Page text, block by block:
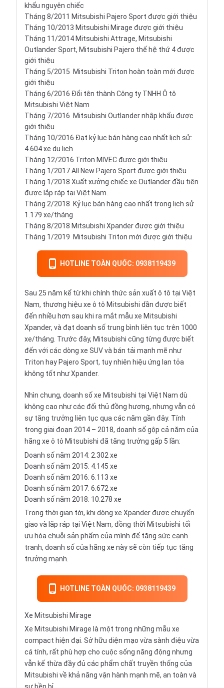
khẩu nguyên chiếc
Tháng 8/2011 Mitsubishi Pajero Sport được giới thiệu
Tháng 10/2013 Mitsubishi Mirage được giới thiệu
Tháng 11/2014 Mitsubishi Attrage, Mitsubishi
Outlander Sport, Mitsubishi Pajero thế hệ thứ 4 được
giới thiệu
Tháng 5/2015 Mitsubishi Triton hoàn toàn mới được
giới thiệu
Tháng 6/2016 Đổi tên thành Công ty TNHH Ô tô
Mitsubishi Việt Nam
Tháng 7/2016 Mitsubishi Outlander nhập khẩu được
giới thiệu
Tháng 10/2016 Đạt kỷ lục bán hàng cao nhất lịch sử:
4.604 xe du lịch
Tháng 12/2016 Triton MIVEC được giới thiệu
Tháng 1/2017 All New Pajero Sport được giới thiệu
Tháng 1/2018 Xuất xưởng chiếc xe Outlander đầu tiên
được lắp ráp tại Việt Nam.
Tháng 2/2018 Kỷ lục bán hàng cao nhất trong lịch sử
1.179 xe/tháng
Tháng 8/2018 Mitsubishi Xpander được giới thiệu
Tháng 1/2019 Mitsubishi Triton mới được giới thiệu
HOTLINE TOÀN QUỐC: 0938119439
Sau 25 năm kể từ khi chính thức sản xuất ô tô tại Việt
Nam, thương hiệu xe ô tô Mitsubishi dần được biết
đến nhiều hơn sau khi ra mắt mẫu xe Mitsubishi
Xpander, và đạt doanh số trung bình liên tục trên 1000
xe/tháng. Trước đây, Mitsubishi cũng từng được biết
đến với các dòng xe SUVvà bán tải mạnh mẽ như
Triton hay Pajero Sport, tuy nhiên hiệu ứng lan tỏa
không tốt như Xpander.
Nhìn chung, doanh số xe Mitsubishi tại Việt Nam dù
không cao như các đối thủ đồng hương, nhưng vẫn có
sự tăng trưởng liên tục qua các năm gần đây. Tính
trong giai đoạn 2014 – 2018, doanh số gộp cả năm của
hãng xe ô tô Mitsubishi đã tăng trưởng gấp 5 lần:
Doanh số năm 2014: 2.302 xe
Doanh số năm 2015: 4.145 xe
Doanh số năm 2016: 6.113 xe
Doanh số năm 2017: 6.672 xe
Doanh số năm 2018: 10.278 xe
Trong thời gian tới, khi dòng xe Xpander được chuyển
giao và lắp ráp tại Việt Nam, đồng thời Mitsubishi tối
ưu hóa chuỗi sản phẩm của mình để tăng sức cạnh
tranh, doanh số của hãng xe này sẽ còn tiếp tục tăng
trưởng mạnh.
HOTLINE TOÀN QUỐC: 0938119439
Xe Mitsubishi Mirage
Xe Mitsubishi Mirage là một trong những mẫu xe
compact hiện đại. Sở hữu diện mạo vừa sành điệu vừa
cá tính, rất phù hợp cho cuộc sống năng động nhưng
vẫn kế thừa đầy đủ các phẩm chất truyền thống của
Mitsubishi về khả năng vận hành mạnh mẽ, an toàn và